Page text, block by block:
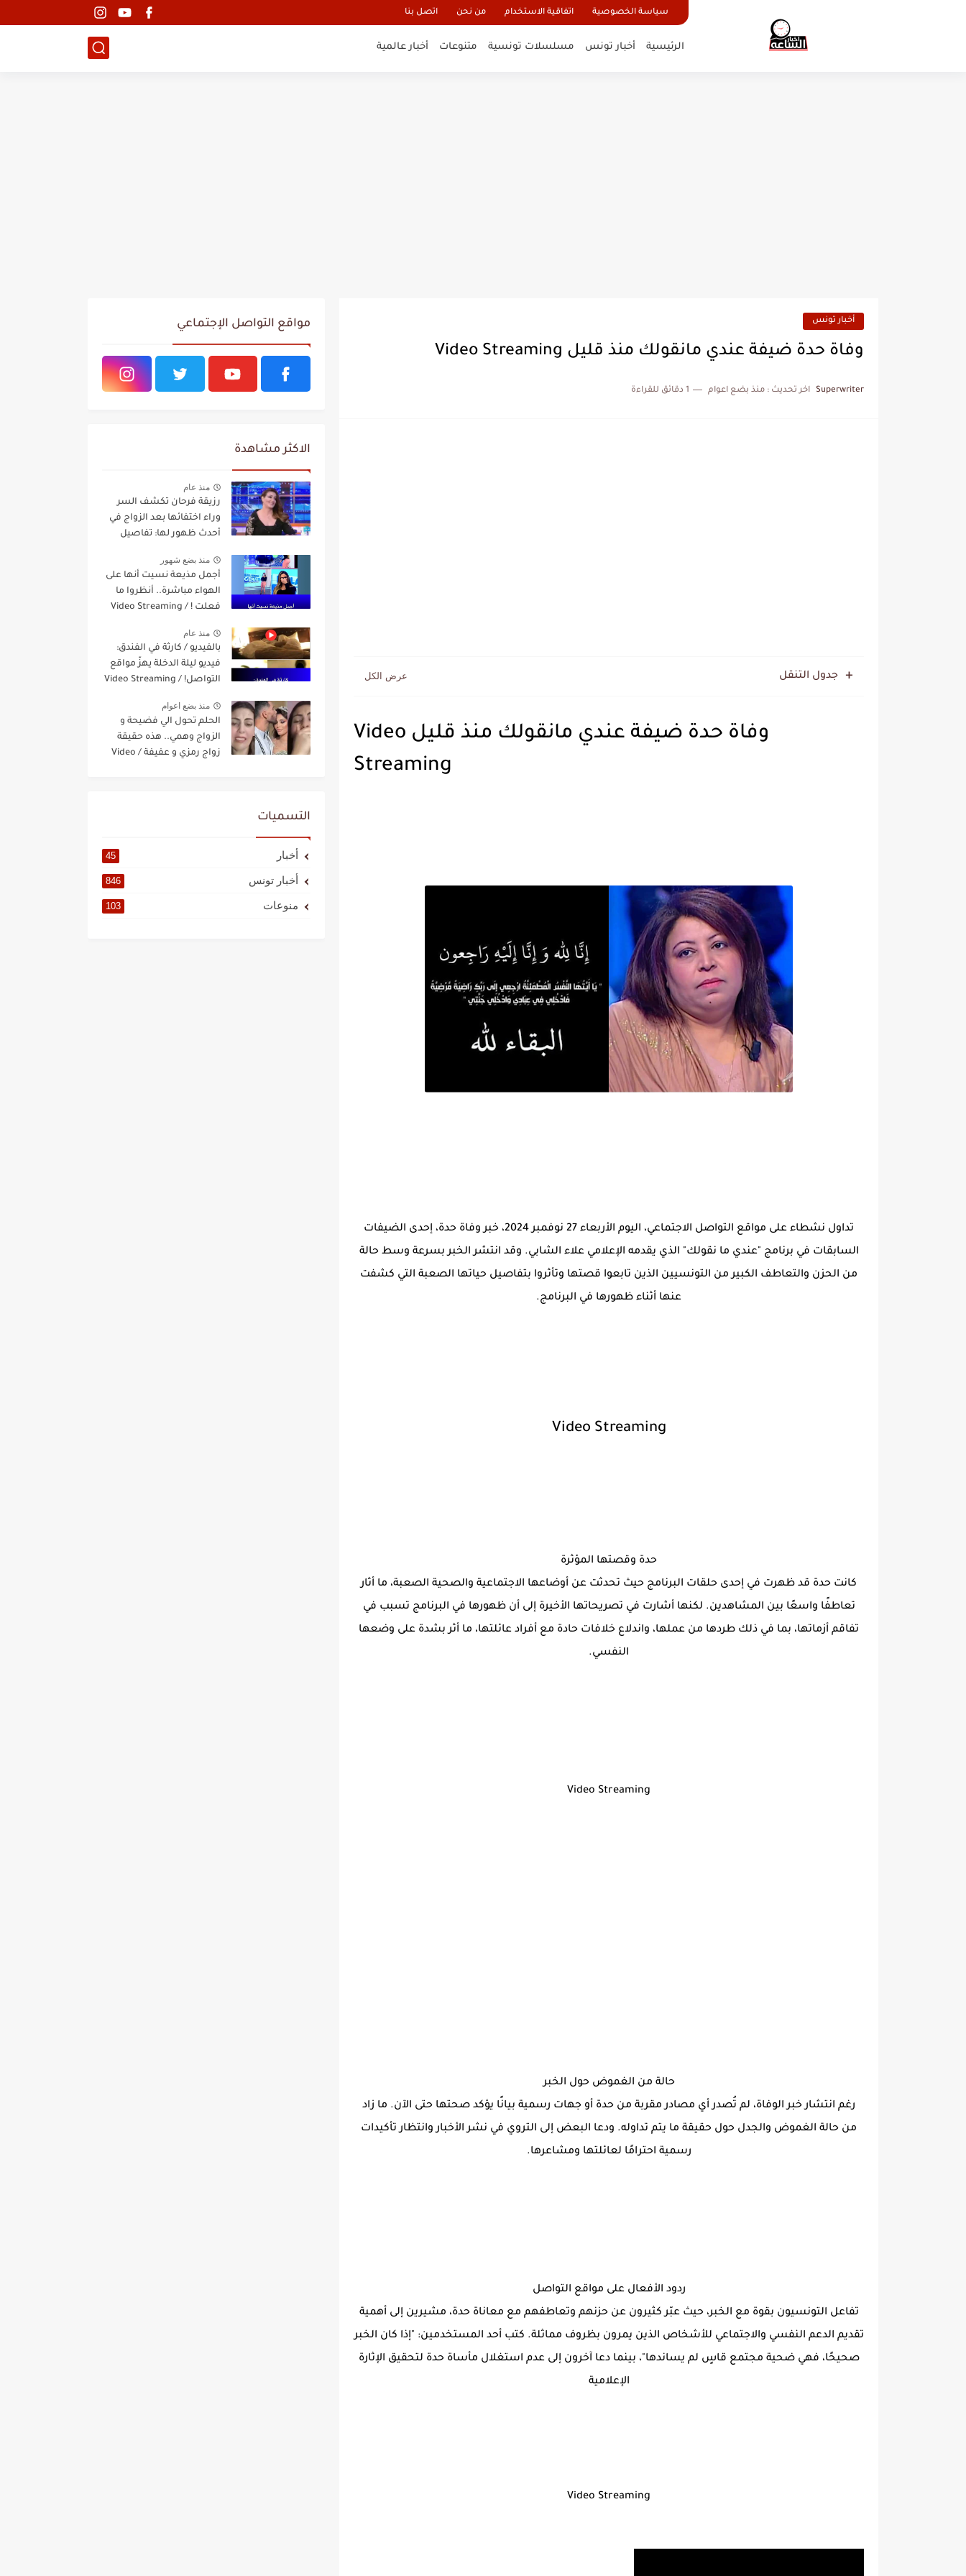
سياسة الخصوصية اتفاقية الاستخدام من نحن اتصل بنا
الرئيسية أخبار تونس مسلسلات تونسية متنوعات أخبار عالمية
أخبار تونس
وفاة حدة ضيفة عندي مانقولك منذ قليل Video Streaming
Superwriter اخر تحديث : منذ بضع اعوام 1 دقائق للقراءة
جدول التنقل
وفاة حدة ضيفة عندي مانقولك منذ قليل Video
Streaming
تداول نشطاء على مواقع التواصل الاجتماعي، اليوم الأربعاء 27 نوفمبر 2024، خبر وفاة حدة، إحدى الضيفات
السابقات في برنامج "عندي ما نقولك" الذي يقدمه الإعلامي علاء الشابي. وقد انتشر الخبر بسرعة وسط حالة
من الحزن والتعاطف الكبير من التونسيين الذين تابعوا قصتها وتأثروا بتفاصيل حياتها الصعبة التي كشفت
عنها أثناء ظهورها في البرنامج.
Video Streaming
حدة وقصتها المؤثرة
كانت حدة قد ظهرت في إحدى حلقات البرنامج حيث تحدثت عن أوضاعها الاجتماعية والصحية الصعبة، ما أثار
تعاطفًا واسعًا بين المشاهدين. لكنها أشارت في تصريحاتها الأخيرة إلى أن ظهورها في البرنامج تسبب في
تفاقم أزماتها، بما في ذلك طردها من عملها، واندلاع خلافات حادة مع أفراد عائلتها، ما أثر بشدة على وضعها
النفسي.
Video Streaming
حالة من الغموض حول الخبر
رغم انتشار خبر الوفاة، لم تُصدر أي مصادر مقربة من حدة أو جهات رسمية بيانًا يؤكد صحتها حتى الآن. ما زاد
من حالة الغموض والجدل حول حقيقة ما يتم تداوله. ودعا البعض إلى التروي في نشر الأخبار وانتظار تأكيدات
رسمية احترامًا لعائلتها ومشاعرها.
ردود الأفعال على مواقع التواصل
تفاعل التونسيون بقوة مع الخبر، حيث عبّر كثيرون عن حزنهم وتعاطفهم مع معاناة حدة، مشيرين إلى أهمية
تقديم الدعم النفسي والاجتماعي للأشخاص الذين يمرون بظروف مماثلة. كتب أحد المستخدمين: "إذا كان الخبر
صحيحًا، فهي ضحية مجتمع قاسٍ لم يساندها"، بينما دعا آخرون إلى عدم استغلال مأساة حدة لتحقيق الإثارة
الإعلامية
Video Streaming
مواقع التواصل الإجتماعي
الاكثر مشاهدة
منذ عام
رزيقة فرحان تكشف السر
وراء اختفائها بعد الزواج في
أحدث ظهور لها: تفاصيل
منذ بضع شهور
أجمل مذيعة نسيت أنها على
الهواء مباشرة.. أنظروا ما
فعلت ! / Video Streaming
منذ عام
بالفيديو / كارثة في الفندق:
فيديو ليلة الدخلة يهزّ مواقع
التواصل! / Video Streaming
منذ بضع اعوام
الحلم تحول الي فضيحة و
الزواج وهمي.. هذه حقيقة
زواج رمزي و عفيفة / Video
التسميات
أخبار 45
أخبار تونس 846
منوعات 103